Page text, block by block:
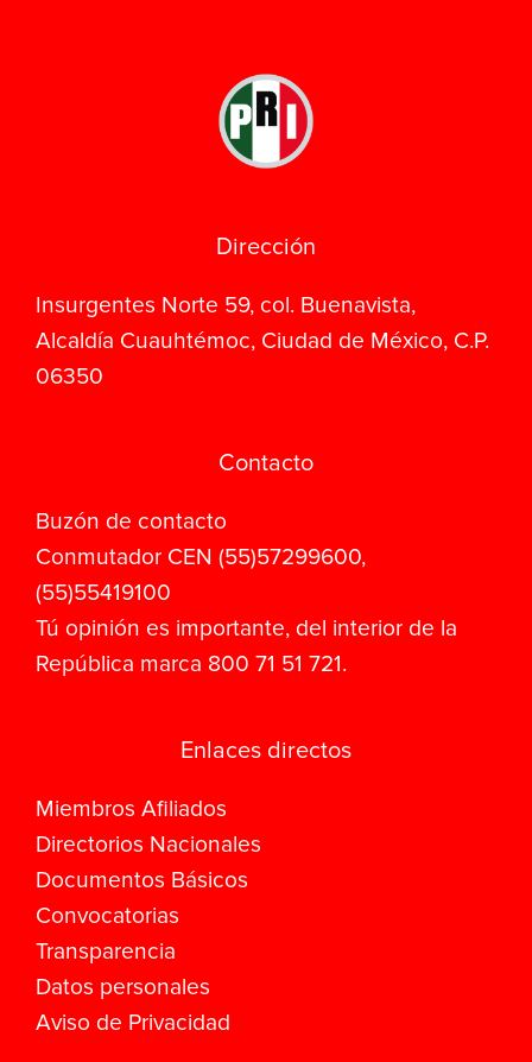
Dirección
Insurgentes Norte 59, col. Buenavista,
Alcaldía Cuauhtémoc, Ciudad de México, C.P.
06350
Contacto
Buzón de contacto
Conmutador CEN (55)57299600,
(55)55419100
Tú opinión es importante, del interior de la
República marca 800 71 51 721.
Enlaces directos
Miembros Afiliados
Directorios Nacionales
Documentos Básicos
Convocatorias
Transparencia
Datos personales
Aviso de Privacidad